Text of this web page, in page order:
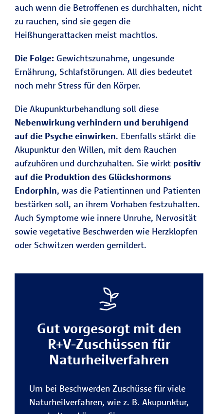
auch wenn die Betroffenen es durchhalten, nicht
zu rauchen, sind sie gegen die
Heißhungerattacken meist machtlos.
Die Folge: Gewichtszunahme, ungesunde
Ernährung, Schlafstörungen. All dies bedeutet
noch mehr Stress für den Körper.
Die Akupunkturbehandlung soll diese
Nebenwirkung verhindern und beruhigend
auf die Psyche einwirken. Ebenfalls stärkt die
Akupunktur den Willen, mit dem Rauchen
aufzuhören und durchzuhalten. Sie wirkt positiv
auf die Produktion des Glückshormons
Endorphin, was die Patientinnen und Patienten
bestärken soll, an ihrem Vorhaben festzuhalten.
Auch Symptome wie innere Unruhe, Nervosität
sowie vegetative Beschwerden wie Herzklopfen
oder Schwitzen werden gemildert.
Gut vorgesorgt mit den
R+V-Zuschüssen für
Naturheilverfahren
Um bei Beschwerden Zuschüsse für viele
Naturheilverfahren, wie z. B. Akupunktur,